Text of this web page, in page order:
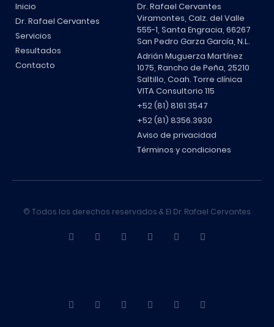
Inicio
Dr. Rafael Cervantes
Servicios
Resultados
Contacto
Dr. Rafael Cervantes
Viramontes, Calz. del Valle
555-1, Santa Engracia, 66267
San Pedro Garza García, N.L.
Adrián Muguerza Martínez
1075, Rancho de Peña, 25210
Saltillo, Coah. Torre clínica
VITA Consultorio 115
+52 (81) 8161 3547
+52 (81) 8356.3930
Aviso de privacidad
Términos y condiciones
© Todos los derechos reservados & El Dr. Rafael Cervantes